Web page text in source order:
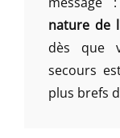
nature de
dès que
secours
plus brefs